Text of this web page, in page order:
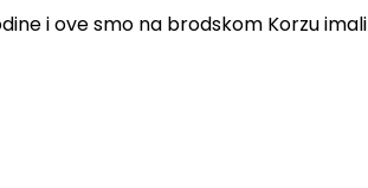
i ove smo na brodskom Korzu